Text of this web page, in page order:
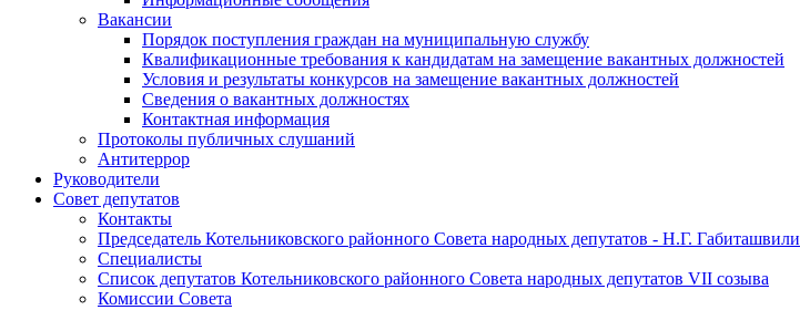
Вакансии
Порядок поступления граждан на муниципальную службу
Квалификационные требования к кандидатам на замещение вакантных должностей
Условия и результаты конкурсов на замещение вакантных должностей
Сведения о вакантных должностях
Контактная информация
Протоколы публичных слушаний
Антитеррор
Руководители
Совет депутатов
Контакты
Председатель Котельниковского районного Совета народных депутатов - Н.Г. Габиташвили
Специалисты
Список депутатов Котельниковского районного Совета народных депутатов VII созыва
Комиссии Совета